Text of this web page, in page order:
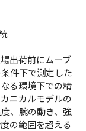
出荷前にムーブ
件下で測定した
る環境下での精
ニカルモデルの
、腕の動き、強
の範囲を超える